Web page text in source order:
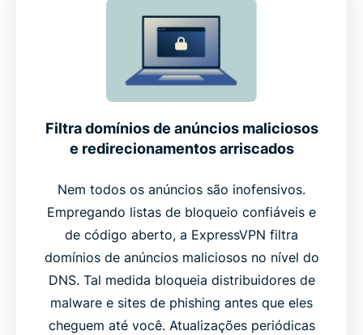
Filtra domínios de anúncios maliciosos
e redirecionamentos arriscados
Nem todos os anúncios são inofensivos.
Empregando listas de bloqueio confiáveis ​​e
de código aberto, a ExpressVPN filtra
domínios de anúncios maliciosos no nível do
DNS. Tal medida bloqueia distribuidores de
malware e sites de phishing antes que eles
cheguem até você. Atualizações periódicas